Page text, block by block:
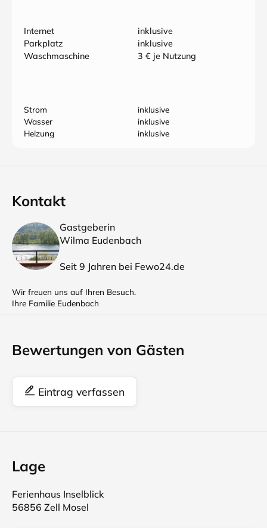
Internet
inklusive
Parkplatz
inklusive
Waschmaschine
3 € je Nutzung
Strom
inklusive
Wasser
inklusive
Heizung
inklusive
Kontakt
Gastgeberin
Wilma Eudenbach
Seit 9 Jahren bei Fewo24.de
Wir freuen uns auf Ihren Besuch.
Ihre Familie Eudenbach
Bewertungen von Gästen
Eintrag verfassen
Lage
Ferienhaus Inselblick
56856 Zell Mosel